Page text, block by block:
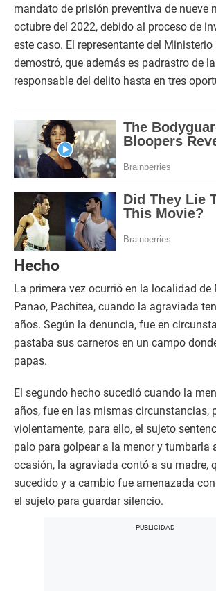
mandato de prisión preventiva de nueve
octubre del 2022, debido al proceso de
este caso. El representante del
demostró, que además es padrastro de la
responsable del delito hasta en tres
Hecho
La primera vez ocurrió en la localidad de
Panao, Pachitea, cuando la agraviada
años. Según la denuncia, fue en
pastaba sus carneros en un campo
papas.
El segundo hecho sucedió cuando la
años, fue en las mismas circunstancias,
violentamente, para ello, el sujeto
palo para golpear a la menor y tumbarla
ocasión, la agraviada contó a su madre,
sucedido y a cambio fue amenazada
el sujeto para guardar silencio.